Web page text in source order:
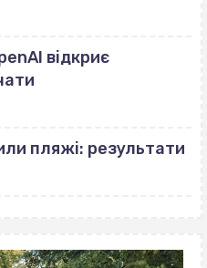
відкриє
пляжі: результати